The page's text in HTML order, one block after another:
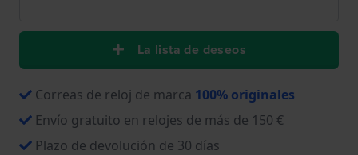
La lista de deseos
Correas de reloj de marca 100% originales
Envío gratuito en relojes de más de 150 €
Plazo de devolución de 30 días